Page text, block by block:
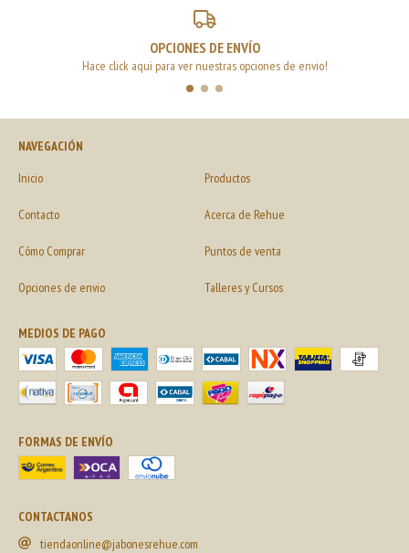
OPCIONES DE ENVÍO
Hace click aqui para ver nuestras opciones de envio!
NAVEGACIÓN
Inicio
Productos
Contacto Acerca de Rehue
Cómo Comprar Puntos de venta
Opciones de envio Talleres y Cursos
MEDIOS DE PAGO
FORMAS DE ENVÍO
CONTACTANOS
tiendaonline@jabonesrehue.com